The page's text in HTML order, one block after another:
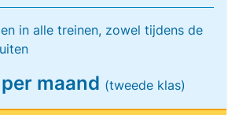
in alle treinen, zowel tijdens de
maand (tweede klas)